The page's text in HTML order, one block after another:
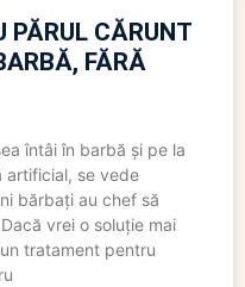
PĂRUL CĂRUNT
FĂRĂ
întâi în barbă și pe la
artificial, se vede
bărbați au chef să
vrei o soluție mai
tratament pentru